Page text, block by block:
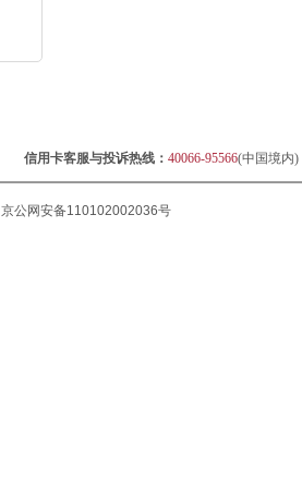
信用卡客服与投诉热线： 40066-95566(中国境内
京公网安备110102002036号